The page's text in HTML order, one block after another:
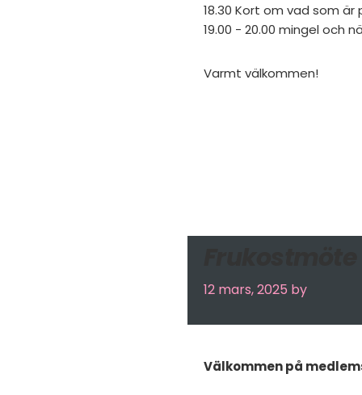
18.30 Kort om vad som
19.00 - 20.00 mingel och
Varmt välkommen!
12 mars, 2025 by
Välkommen på